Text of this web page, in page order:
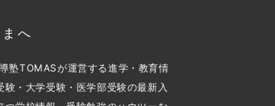
へ
塾TOMASが運営する進学・教育情
・大学受験・医学部受験の最新入